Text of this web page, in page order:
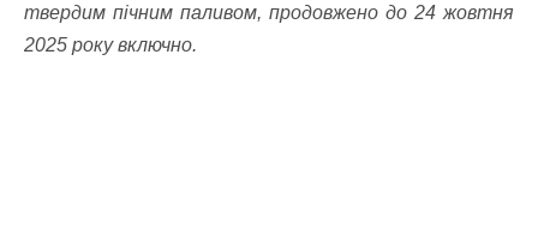
твердим пічним паливом, продовжено до 24 жовтня
2025 року включно.